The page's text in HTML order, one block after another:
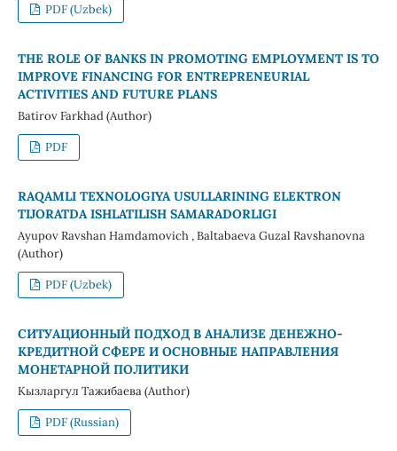
PDF (Uzbek)
THE ROLE OF BANKS IN PROMOTING EMPLOYMENT IS TO
IMPROVE FINANCING FOR ENTREPRENEURIAL
ACTIVITIES AND FUTURE PLANS
Batirov Farkhad (Author)
PDF
RAQAMLI TEXNOLOGIYA USULLARINING ELEKTRON
TIJORATDA ISHLATILISH SAMARADORLIGI
Ayupov Ravshan Hamdamovich , Baltabaeva Guzal Ravshanovna
(Author)
PDF (Uzbek)
СИТУАЦИОННЫЙ ПОДХОД В АНАЛИЗЕ ДЕНЕЖНО-
КРЕДИТНОЙ СФЕРЕ И ОСНОВНЫЕ НАПРАВЛЕНИЯ
МОНЕТАРНОЙ ПОЛИТИКИ
Кызларгул Тажибаева (Author)
PDF (Russian)